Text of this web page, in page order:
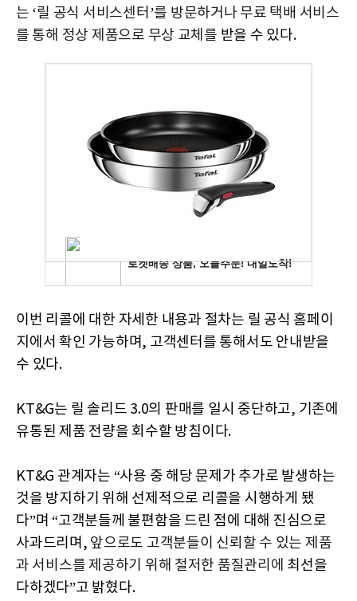
는 ‘릴 공식 서비스센터 ’를 방문하거나 무료 택배 서비스
를 통해 정상 제품으로 무상 교체를 받을 수 있다.
이번 리콜에 대한 자세한 내용과 절차는 릴 공식 홈페이
지에서 확인 가능하며, 고객센터를 통해서도 안내받을
수 있다.
KT&G는 릴 솔리드 3.0의 판매를 일시 중단하고, 기존에
유통된 제품 전량을 회수할 방침이다.
KT&G 관계자는 “사용 중 해당 문제가 추가로 발생하는
것을 방지하기 위해 선제적으로 리콜을 시행하게 됐
다”며 “고객분들께 불편함을 드린 점에 대해 진심으로
사과드리며, 앞으로도 고객분들이 신뢰할 수 있는 제품
과 서비스를 제공하기 위해 철저한 품질관리에 최선을
다하겠다”고 밝혔다.